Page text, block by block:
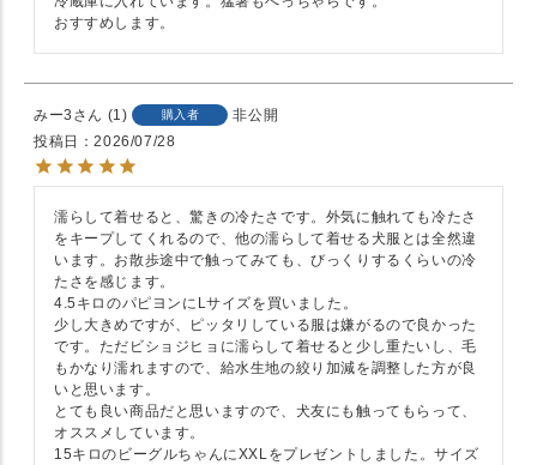
おすすめします。
みー3 1 購入者
非公開
投稿日
2026/07/28
濡らして着せると、驚きの冷たさです。外気に触れても冷たさ
をキープしてくれるので、他の濡らして着せる犬服とは全然違
います。お散歩途中で触ってみても、びっくりするくらいの冷
たさを感じます。
4.5キロのパピヨンにLサイズを買いました。
少し大きめですが、ピッタリしている服は嫌がるので良かった
です。ただビショジヒョに濡らして着せると少し重たいし、毛
もかなり濡れますので、給水生地の絞り加減を調整した方が良
いと思います。
とても良い商品だと思いますので、犬友にも触ってもらって、
オススメしています。
15キロのビーグルちゃんにXXLをプレゼントしました。サイズ